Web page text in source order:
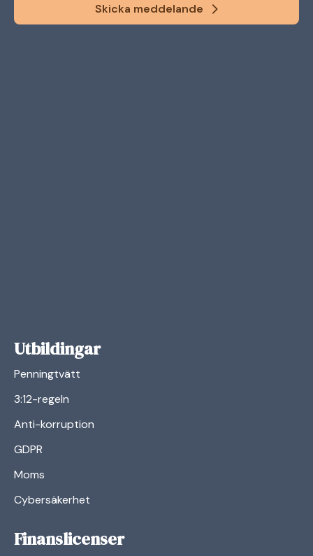
Skicka meddelande
Utbildingar
Penningtvätt
3:12-regeln
Anti-korruption
GDPR
Moms
Cybersäkerhet
Finanslicenser